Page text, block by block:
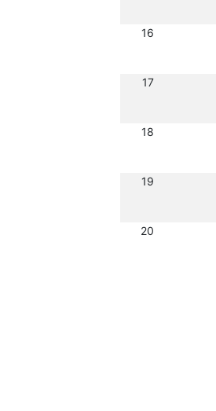
16
17
18
19
20